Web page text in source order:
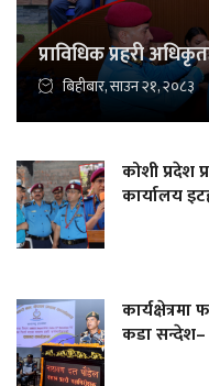
प्राविधिक प्रहरी
बिहीबार, साउन २१, २०८३
कोशी प्रदेश
कार्यालय
कडा सन्देश–